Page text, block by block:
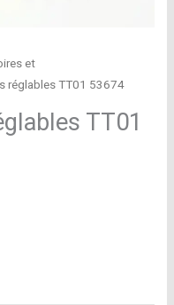
et
réglables TT01 53674
TT01